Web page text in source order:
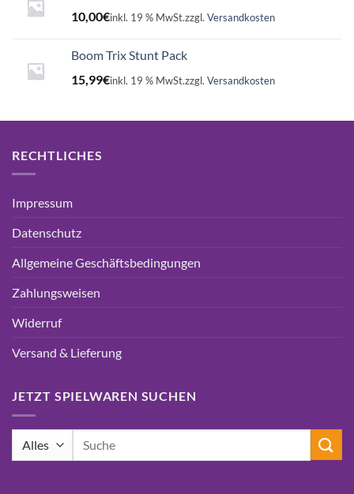
10,00€inkl. 19 % MwSt.zzgl. Versandkosten
Boom Trix Stunt Pack
15,99€inkl. 19 % MwSt.zzgl. Versandkosten
RECHTLICHES
Impressum
Datenschutz
Allgemeine Geschäftsbedingungen
Zahlungsweisen
Widerruf
Versand & Lieferung
JETZT SPIELWAREN SUCHEN